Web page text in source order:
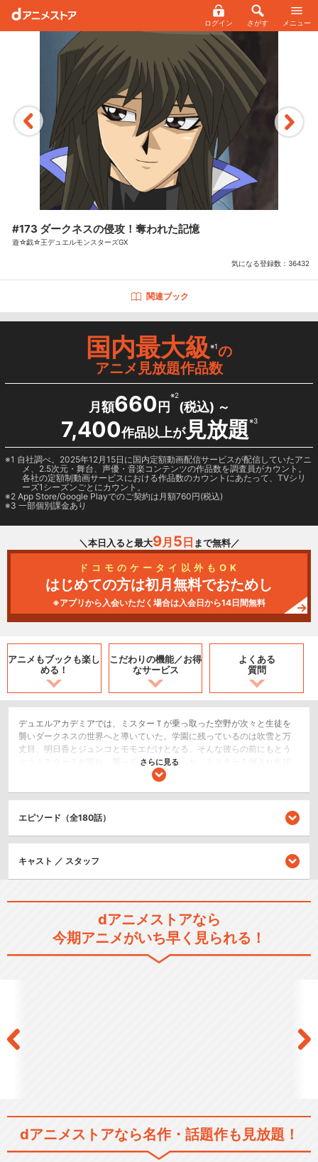
ログイン さがす メニュー
#173 ダークネスの侵攻！奪われた記憶
遊☆戯☆王デュエルモンスターズGX
気になる登録数： 36432
関連ブック
国内最大級※1の
アニメ見放題作品数
月額660 円
※2
(税込) ～
7,400作品以上が見放題※3
1 自社調べ。2025年12月15日に国内定額動画配信サービスが配信していたアニ
メ、2.5次元・舞台、声優・音楽コンテンツの作品数を調査員がカウント。
各社の定額制動画サービスにおける作品数のカウントにあたって、TVシリ
ーズ1シーズンごとにカウント。
2 App Store/Google Playでのご契約は月額760円(税込)
3 一部個別課金あり
＼本日入ると最大9月 5 日 まで無料／
ドコモのケータイ以外もOK
はじめての方は初月無料でおためし
※アプリから入会いただく場合は入会日から14日間無料
アニメもブックも楽し
める！
こだわりの機能／お得
なサービス
よくある
質問
デュエルアカデミアでは、ミスターＴが乗っ取った空野が次々と生徒を
襲いダークネスの世界へと導いていた。学園に残っているのは吹雪と万
丈目、明日香とジュンコとモモエだけとなる。そんな彼らの前にもとう
とうミスターＴが現れ、襲ってくるのであった。ミスターＴ倒され生徒
はダークネスの世界に引き込まれ、残った人間は消された生徒の記憶を
失った吹雪は誰もいなくなった学園を彷徨うのであった。そんな吹雪の
前にダークネスが現れるのであった。
遊☆戯☆王 デュエルモンスタ
ーズ
合！時空（とき）を越…
さらに見る
エピソード（全180話）
キャスト ／ スタッフ
dアニメストアなら
今期アニメがいち早く見られる！
dアニメストアなら名作・話題作も見放題！